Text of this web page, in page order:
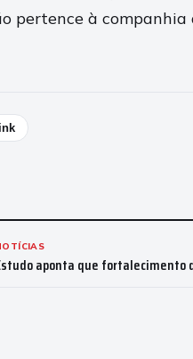
pertence à companhia
aponta que fortalecimento